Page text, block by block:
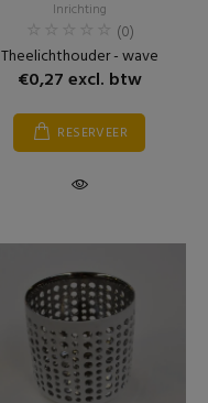
Inrichting
(0)
Theelichthouder - wave
€0,27 excl. btw
RESERVEER